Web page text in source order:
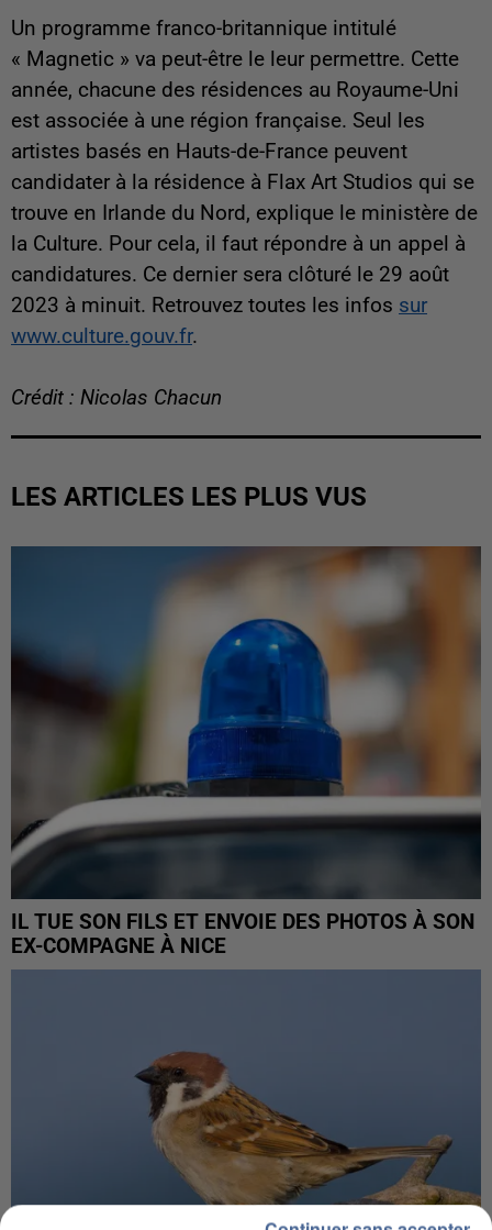
Un programme franco-britannique intitulé
« Magnetic » va peut-être le leur permettre. Cette
année, chacune des résidences au Royaume-Uni
est associée à une région française. Seul les
artistes basés en Hauts-de-France peuvent
candidater à la résidence à Flax Art Studios qui se
trouve en Irlande du Nord, explique le ministère de
la Culture. Pour cela, il faut répondre à un appel à
candidatures. Ce dernier sera clôturé le 29 août
2023 à minuit. Retrouvez toutes les infos sur
www.culture.gouv.fr.
Crédit : Nicolas Chacun
LES ARTICLES LES PLUS VUS
IL TUE SON FILS ET ENVOIE DES PHOTOS À SON
EX-COMPAGNE À NICE